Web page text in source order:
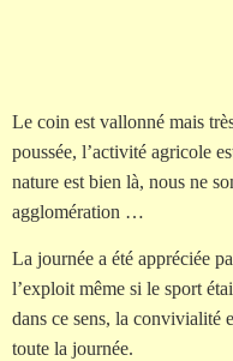
Le coin est vallonné mais
poussée, l’activité agricole
nature est bien là, nous ne
agglomération …
La journée a été appréciée
l’exploit même si le sport
dans ce sens, la convivialité
toute la journée.